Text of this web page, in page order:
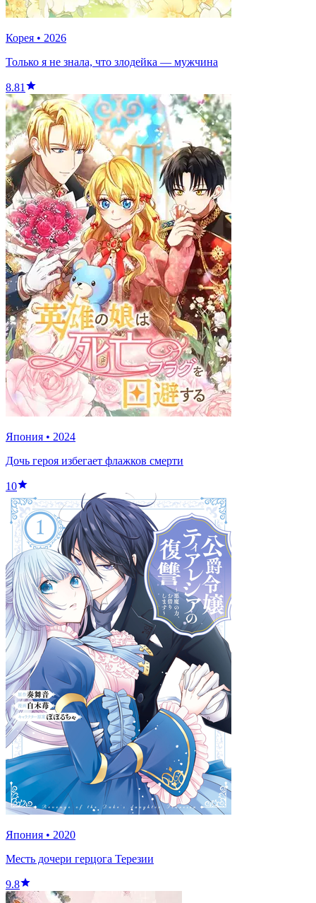
Корея • 2026
Только я не знала, что злодейка — мужчина
8.81
Япония • 2024
Дочь героя избегает флажков смерти
10
Япония • 2020
Месть дочери герцога Терезии
9.8